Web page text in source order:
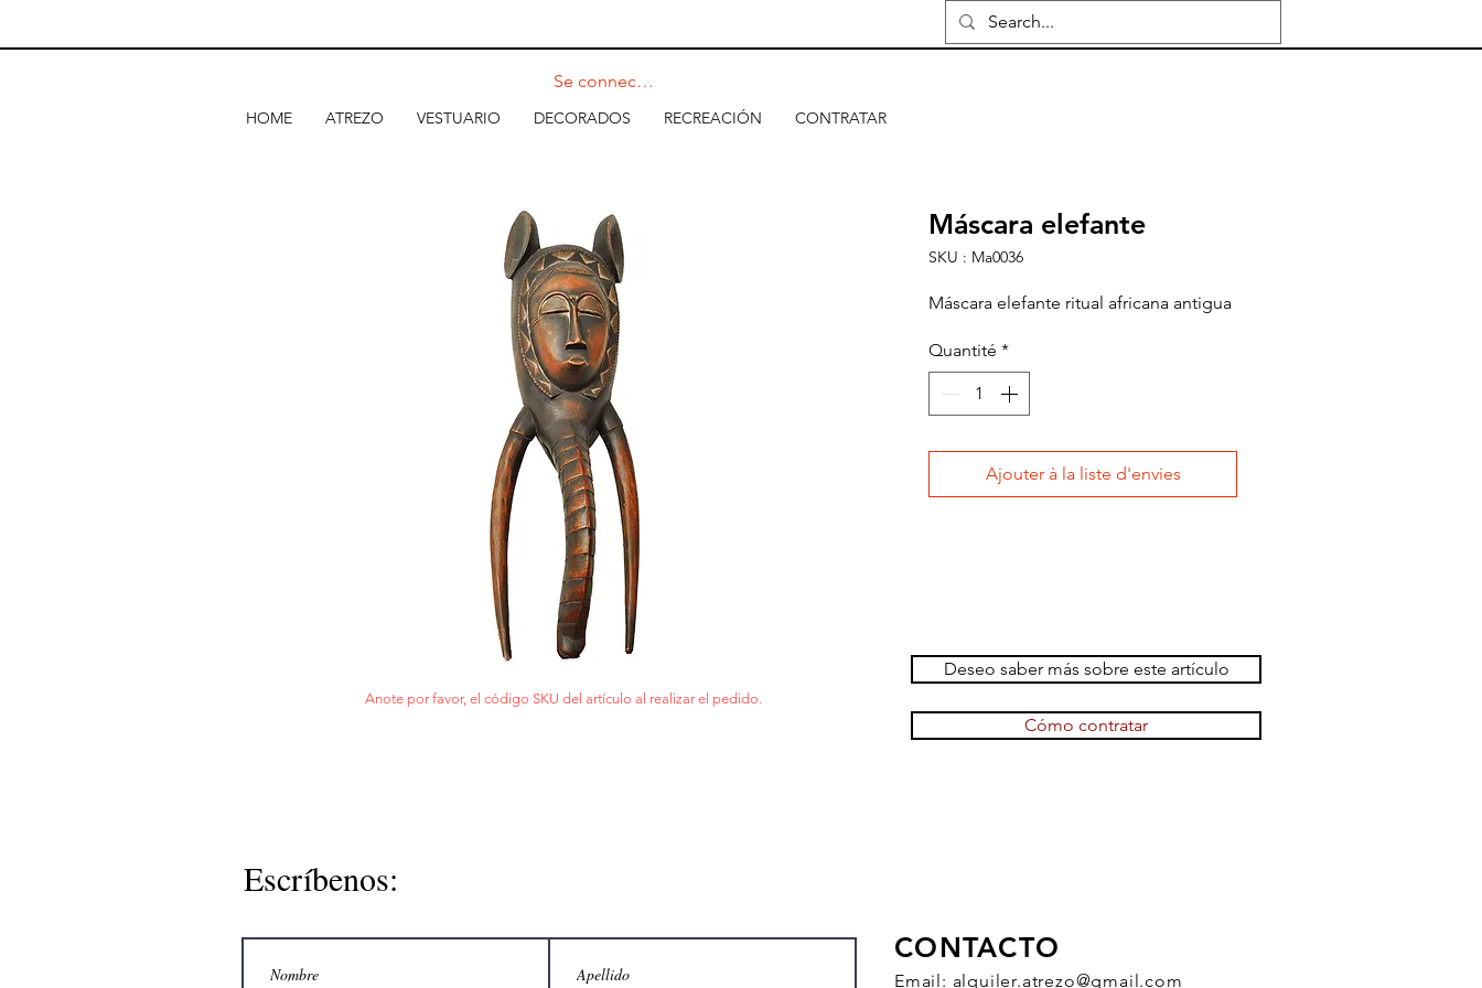
HOME ATREZO VESTUARIO DECORADOS RECREACIÓN CONTRATAR
Se connecter
Máscara elefante
SKU : Ma0036
Máscara elefante ritual africana antigua
Quantité *
Ajouter à la liste d'envies
Deseo saber más sobre este artículo
Anote por favor, el código SKU del artículo al realizar el pedido.
Cómo contratar
Escríbenos:
CONTACTO
Email: alquiler.atrezo@gmail.com